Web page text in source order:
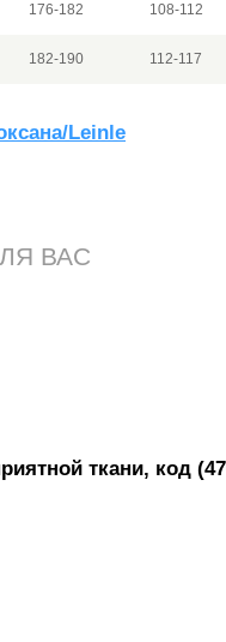
176-182 108-112
182-190 112-117
Leinle
ВАС
ткани, код